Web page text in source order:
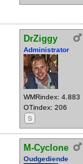
DrZiggy
Administrator
WMRindex: 4.883
OTindex: 206
S
M-Cyclone
Oudgediende